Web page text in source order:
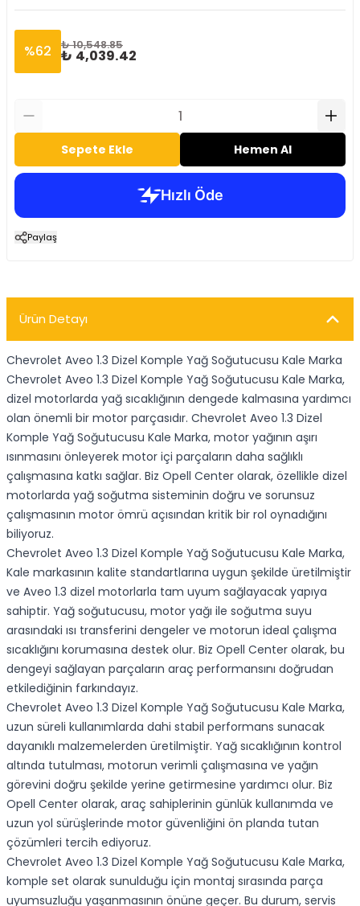
%62 ₺ 10,548.85
₺ 4,039.42
Sepete Ekle Hemen Al
Paylaş
Ürün Detayı
Chevrolet Aveo 1.3 Dizel Komple Yağ Soğutucusu Kale Marka
Chevrolet Aveo 1.3 Dizel Komple Yağ Soğutucusu Kale Marka,
dizel motorlarda yağ sıcaklığının dengede kalmasına yardımcı
olan önemli bir motor parçasıdır. Chevrolet Aveo 1.3 Dizel
Komple Yağ Soğutucusu Kale Marka, motor yağının aşırı
ısınmasını önleyerek motor içi parçaların daha sağlıklı
çalışmasına katkı sağlar. Biz Opell Center olarak, özellikle dizel
motorlarda yağ soğutma sisteminin doğru ve sorunsuz
çalışmasının motor ömrü açısından kritik bir rol oynadığını
biliyoruz.
Chevrolet Aveo 1.3 Dizel Komple Yağ Soğutucusu Kale Marka,
Kale markasının kalite standartlarına uygun şekilde üretilmiştir
ve Aveo 1.3 dizel motorlarla tam uyum sağlayacak yapıya
sahiptir. Yağ soğutucusu, motor yağı ile soğutma suyu
arasındaki ısı transferini dengeler ve motorun ideal çalışma
sıcaklığını korumasına destek olur. Biz Opell Center olarak, bu
dengeyi sağlayan parçaların araç performansını doğrudan
etkilediğinin farkındayız.
Chevrolet Aveo 1.3 Dizel Komple Yağ Soğutucusu Kale Marka,
uzun süreli kullanımlarda dahi stabil performans sunacak
dayanıklı malzemelerden üretilmiştir. Yağ sıcaklığının kontrol
altında tutulması, motorun verimli çalışmasına ve yağın
görevini doğru şekilde yerine getirmesine yardımcı olur. Biz
Opell Center olarak, araç sahiplerinin günlük kullanımda ve
uzun yol sürüşlerinde motor güvenliğini ön planda tutan
çözümleri tercih ediyoruz.
Chevrolet Aveo 1.3 Dizel Komple Yağ Soğutucusu Kale Marka,
komple set olarak sunulduğu için montaj sırasında parça
uyumsuzluğu yaşanmasının önüne geçer. Bu durum, servis